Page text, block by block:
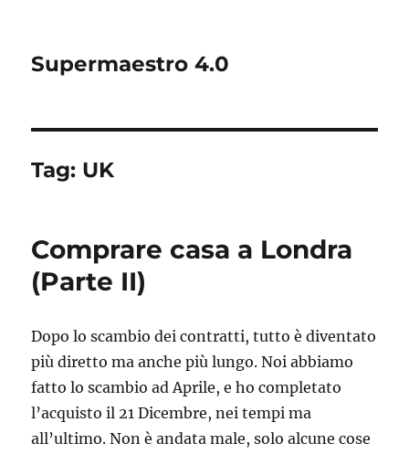
Supermaestro 4.0
Tag: UK
Comprare casa a Londra
(Parte II)
Dopo lo scambio dei contratti, tutto è diventato
più diretto ma anche più lungo. Noi abbiamo
fatto lo scambio ad Aprile, e ho completato
l’acquisto il 21 Dicembre, nei tempi ma
all’ultimo. Non è andata male, solo alcune cose